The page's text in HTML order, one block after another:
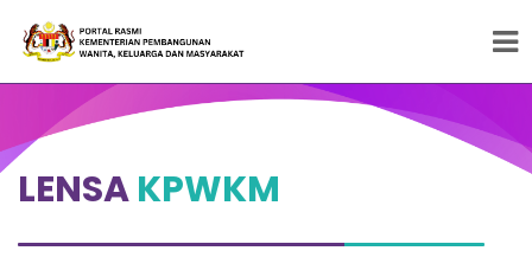
Peneraju Pembangunan Wanita, Keluarga dan
Masyarakat
LENSAKPWKM